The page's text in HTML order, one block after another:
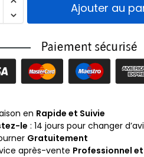
Ajouter au
en Rapide et Suivie
le : 14 jours pour changer
Gratuitement
après-vente Professionnel